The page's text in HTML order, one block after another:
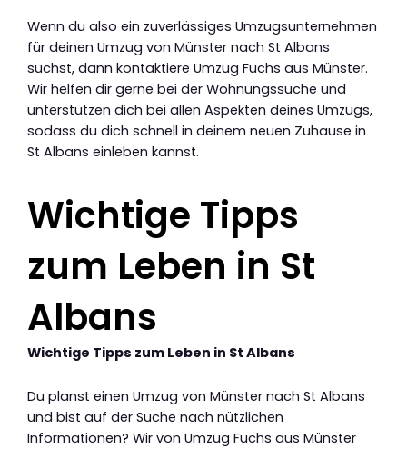
Wenn du also ein zuverlässiges Umzugsunternehmen
für deinen Umzug von Münster nach St Albans
suchst, dann kontaktiere Umzug Fuchs aus Münster.
Wir helfen dir gerne bei der Wohnungssuche und
unterstützen dich bei allen Aspekten deines Umzugs,
sodass du dich schnell in deinem neuen Zuhause in
St Albans einleben kannst.
Wichtige Tipps
zum Leben in St
Albans
Wichtige Tipps zum Leben in St Albans
Du planst einen Umzug von Münster nach St Albans
und bist auf der Suche nach nützlichen
Informationen? Wir von Umzug Fuchs aus Münster